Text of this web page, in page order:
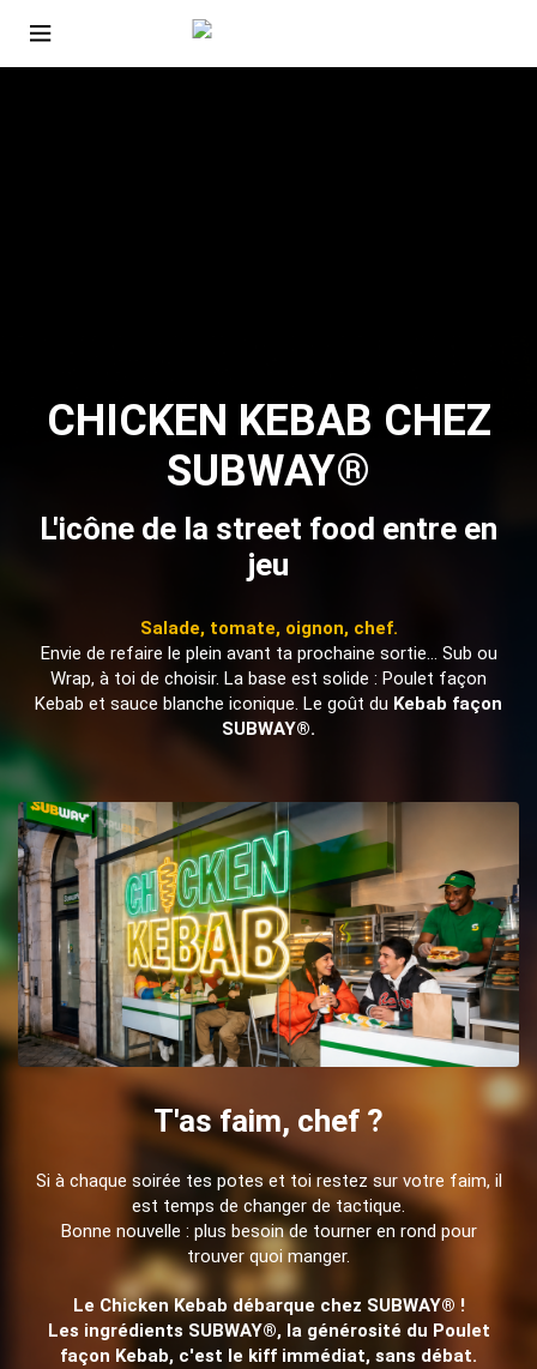
CHICKEN KEBAB CHEZ
SUBWAY®
L'icône de la street food entre en
jeu
Salade, tomate, oignon, chef.
Envie de refaire le plein avant ta prochaine sortie... Sub ou
Wrap, à toi de choisir. La base est solide : Poulet façon
Kebab et sauce blanche iconique. Le goût du Kebab façon
SUBWAY®.
T'as faim, chef ?
Si à chaque soirée tes potes et toi restez sur votre faim, il
est temps de changer de tactique.
Bonne nouvelle : plus besoin de tourner en rond pour
trouver quoi manger.
Le Chicken Kebab débarque chez SUBWAY® !
Les ingrédients SUBWAY®, la générosité du Poulet
façon Kebab, c'est le kiff immédiat, sans débat.